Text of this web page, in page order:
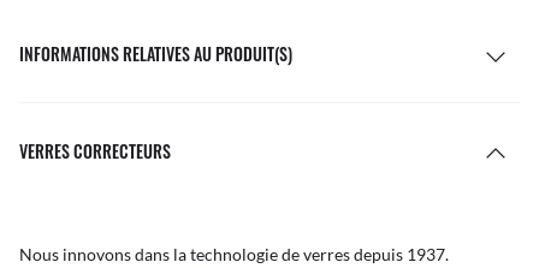
INFORMATIONS RELATIVES AU PRODUIT(S)
VERRES CORRECTEURS
Nous innovons dans la technologie de verres depuis 1937.